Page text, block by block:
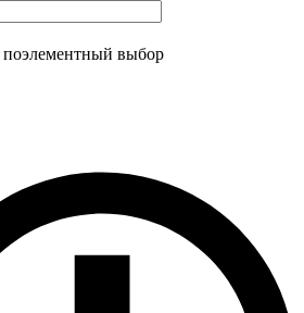
поэлементный выбор